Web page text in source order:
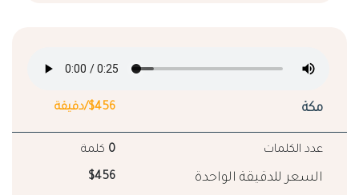
مكة $456/دقيقة
عدد الكلمات 0 كلمة
السعر للدقيقة الواحدة $456